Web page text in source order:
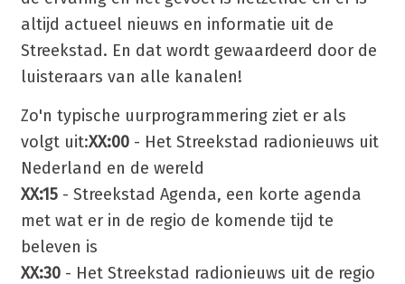
altijd actueel nieuws en informatie uit de
Streekstad. En dat wordt gewaardeerd door de
luisteraars van alle kanalen!
Zo'n typische uurprogrammering ziet er als
volgt uit:XX:00- Het Streekstad radionieuws uit
Nederland en de wereld
XX:15- Streekstad Agenda, een korte agenda
met wat er in de regio de komende tijd te
beleven is
XX:30- Het Streekstad radionieuws uit de regio